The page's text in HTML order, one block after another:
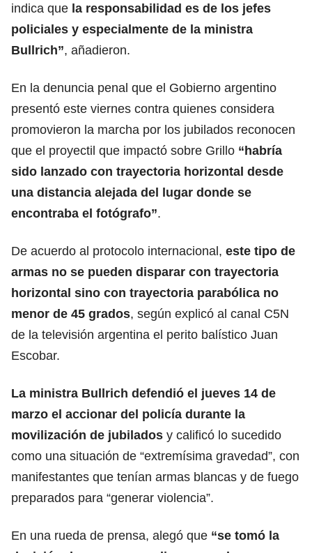
indica que la responsabilidad es de los jefes
policiales y especialmente de la ministra
Bullrich”, añadieron.
En la denuncia penal que el Gobierno argentino
presentó este viernes contra quienes considera
promovieron la marcha por los jubilados reconocen
que el proyectil que impactó sobre Grillo “habría
sido lanzado con trayectoria horizontal desde
una distancia alejada del lugar donde se
encontraba el fotógrafo”.
De acuerdo al protocolo internacional, este tipo de
armas no se pueden disparar con trayectoria
horizontal sino con trayectoria parabólica no
menor de 45 grados, según explicó al canal C5N
de la televisión argentina el perito balístico Juan
Escobar.
La ministra Bullrich defendió el jueves 14 de
marzo el accionar del policía durante la
movilización de jubilados y calificó lo sucedido
como una situación de “extremísima gravedad”, con
manifestantes que tenían armas blancas y de fuego
preparados para “generar violencia”.
En una rueda de prensa, alegó que “se tomó la